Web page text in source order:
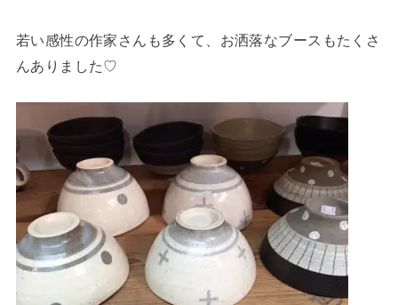
若い感性の作家さんも多くて、お洒落なブースもたくさ
んありました♡